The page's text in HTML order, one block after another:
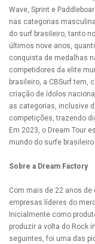
Wave, Sprint e
nas categorias
do surf brasileiro, tanto
últimos nove anos,
conquista de medalhas
competidores da elite
brasileiro, a CBSurf tem,
criação de ídolos
as categorias, inclusive
competições, trazendo
Em 2023, o Dream Tour
mundo do surfe
Sobre a Dream Factory
Com mais de 22 anos
empresas líderes do
Inicialmente como
produzir a volta do Rock
seguintes, foi uma das